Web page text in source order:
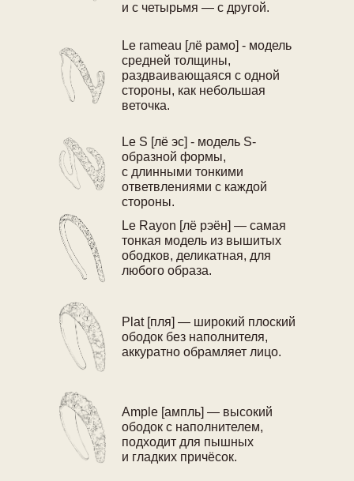
и с четырьмя — с другой.
Le rameau [лё рамо] - модель
средней толщины,
раздваивающаяся с одной
стороны, как небольшая
веточка.
Le S [лё эс] - модель S-
образной формы,
с длинными тонкими
ответвлениями с каждой
стороны.
Le Rayon [лё рэён] — самая
тонкая модель из вышитых
ободков, деликатная, для
любого образа.
Plat [пля] — широкий плоский
ободок без наполнителя,
аккуратно обрамляет лицо.
Ample [ампль] — высокий
ободок с наполнителем,
подходит для пышных
и гладких причёсок.